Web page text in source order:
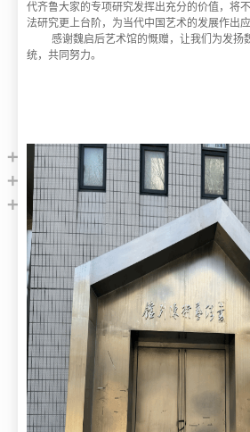
代齐鲁大家的专项研究发挥出充分的价值，将
法研究更上台阶，为当代中国艺术的发展作出应
感谢魏启后艺术馆的慨赠，让我们为发扬
统，共同努力。